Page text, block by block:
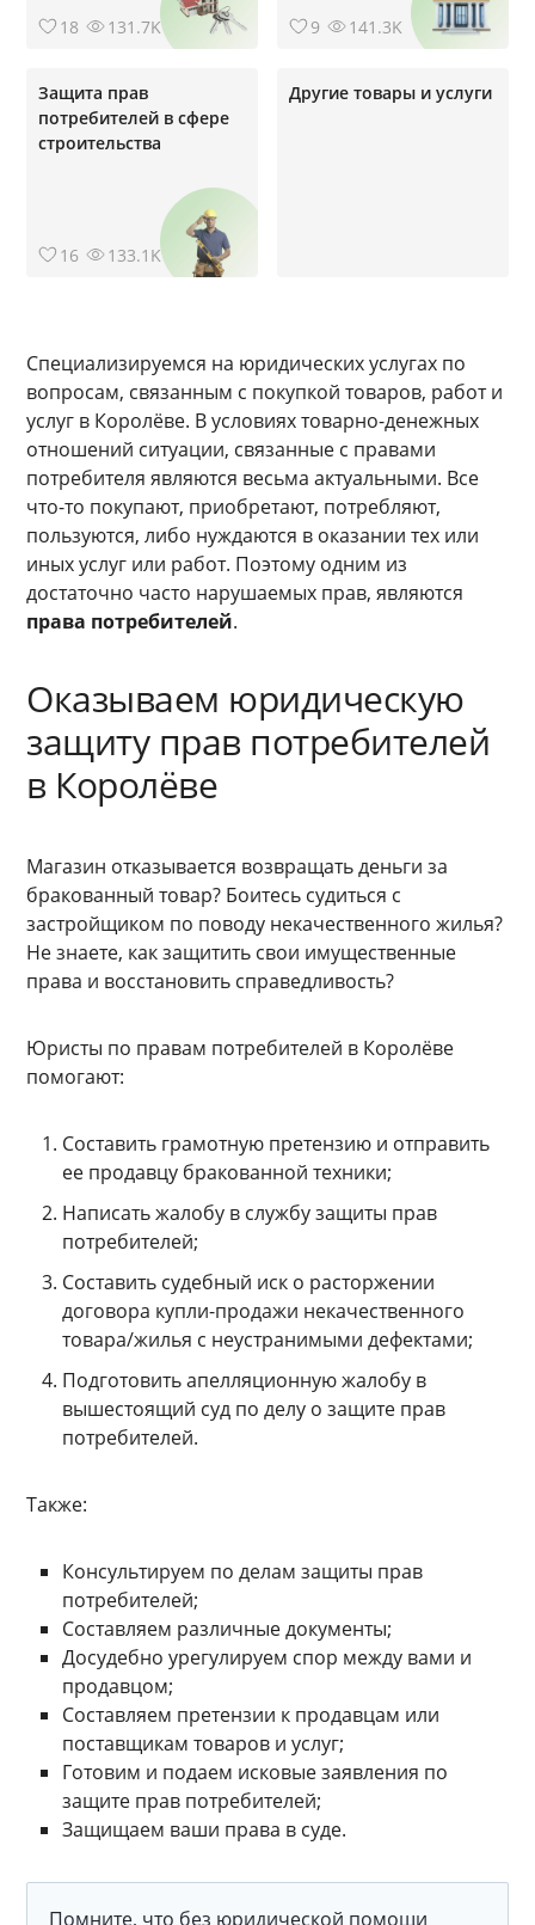
18 131.7K 9 141.3K
Защита прав
потребителей в сфере
строительства
16 133.1K
Другие товары и услуги
Специализируемся на юридических услугах по
вопросам, связанным с покупкой товаров, работ и
услуг в Королёве. В условиях товарно-денежных
отношений ситуации, связанные с правами
потребителя являются весьма актуальными. Все
что-то покупают, приобретают, потребляют,
пользуются, либо нуждаются в оказании тех или
иных услуг или работ. Поэтому одним из
достаточно часто нарушаемых прав, являются
права потребителей.
Оказываем юридическую
защиту прав потребителей
в Королёве
Магазин отказывается возвращать деньги за
бракованный товар? Боитесь судиться с
застройщиком по поводу некачественного жилья?
Не знаете, как защитить свои имущественные
права и восстановить справедливость?
Юристы по правам потребителей в Королёве
помогают:
Составить грамотную претензию и отправить
ее продавцу бракованной техники;
Написать жалобу в службу защиты прав
потребителей;
Составить судебный иск о расторжении
договора купли-продажи некачественного
товара/жилья с неустранимыми дефектами;
Подготовить апелляционную жалобу в
вышестоящий суд по делу о защите прав
потребителей.
Также:
Консультируем по делам защиты прав
потребителей;
Составляем различные документы;
Досудебно урегулируем спор между вами и
продавцом;
Составляем претензии к продавцам или
поставщикам товаров и услуг;
Готовим и подаем исковые заявления по
защите прав потребителей;
Защищаем ваши права в суде.
Помните, что без юридической помощи